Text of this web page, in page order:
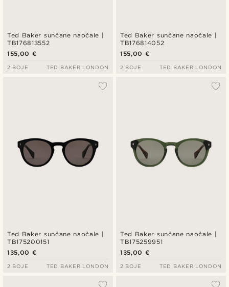
Ted Baker sunčane naočale |
TB176813552
155,00 €
2 BOJE TED BAKER LONDON
Ted Baker sunčane naočale |
TB176814052
155,00 €
2 BOJE TED BAKER LONDON
Ted Baker sunčane naočale |
TB175200151
135,00 €
2 BOJE TED BAKER LONDON
Ted Baker sunčane naočale |
TB175259951
135,00 €
2 BOJE TED BAKER LONDON